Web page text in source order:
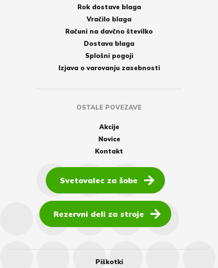
Rok dostave blaga
Vračilo blaga
Računi na davčno številko
Dostava blaga
Splošni pogoji
Izjava o varovanju zasebnosti
OSTALE POVEZAVE
Akcije
Novice
Kontakt
Svetovalec za šobe
Rezervni deli za stroje
Piškotki